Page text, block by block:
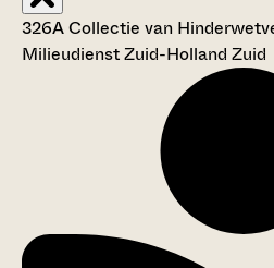
326A Collectie van
Milieudienst Zuid-Holland Zuid